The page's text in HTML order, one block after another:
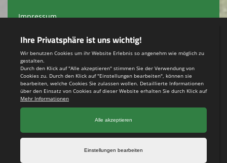
Impressum
Teamsports 2
Dein Sportverein online